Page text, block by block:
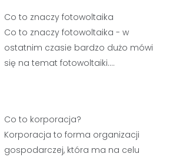
Co to znaczy fotowoltaika
Co to znaczy fotowoltaika - w
ostatnim czasie bardzo dużo mówi
się na temat fotowoltaiki.…
Co to korporacja?
Korporacja to forma organizacji
gospodarczej, która ma na celu